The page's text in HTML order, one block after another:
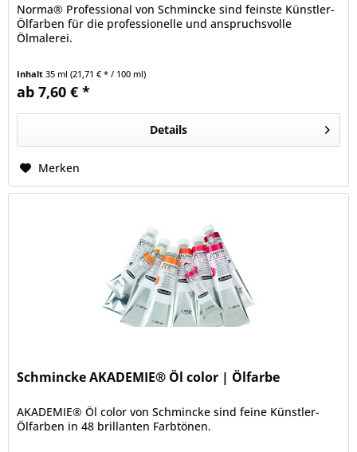
Norma® Professional von Schmincke sind feinste Künstler-
Ölfarben für die professionelle und anspruchsvolle
Ölmalerei.
Inhalt35 ml(21,71 € * / 100 ml)
ab 7,60 € *
Details
Merken
Schmincke AKADEMIE® Öl color | Ölfarbe
AKADEMIE® Öl color von Schmincke sind feine Künstler-
Ölfarben in 48 brillanten Farbtönen.